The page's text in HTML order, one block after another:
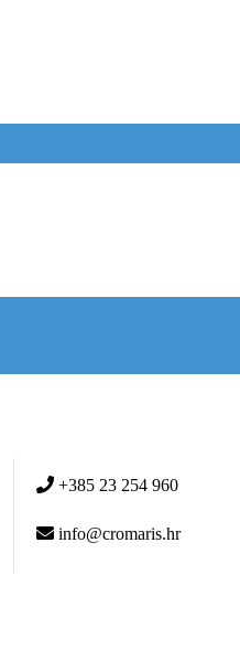
+385 23 254 960
info@cromaris.hr